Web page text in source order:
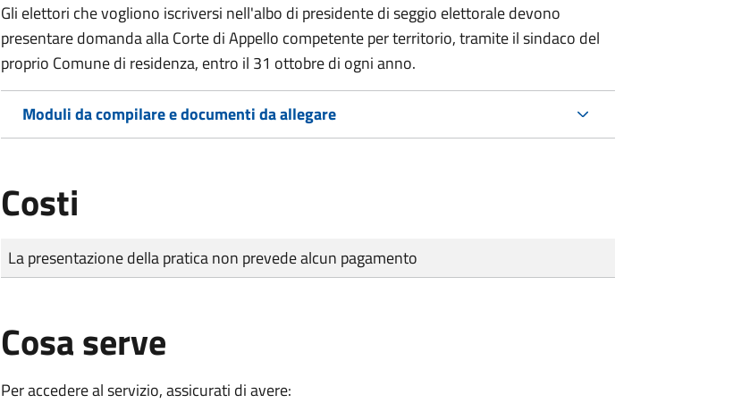
Gli elettori che vogliono iscriversi nell'albo di presidente di seggio elettorale devono
presentare domanda alla Corte di Appello competente per territorio, tramite il sindaco del
proprio Comune di residenza, entro il 31 ottobre di ogni anno.
Moduli da compilare e documenti da allegare
Costi
Tipo di pagamento
Importo
La presentazione della pratica non prevede alcun pagamento
Cosa serve
Per accedere al servizio, assicurati di avere: